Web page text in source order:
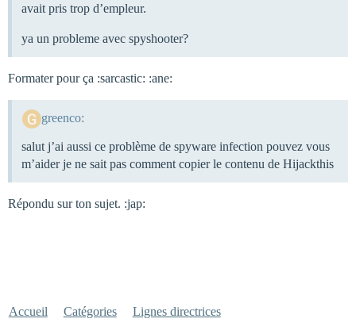
avait pris trop d’empleur.
ya un probleme avec spyshooter?
Formater pour ça :sarcastic: :ane:
greenco:
salut j’ai aussi ce problème de spyware infection pouvez vous
m’aider je ne sait pas comment copier le contenu de Hijackthis
Répondu sur ton sujet. :jap:
Accueil Catégories Lignes directrices